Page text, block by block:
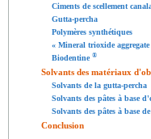
Ciments de scellement
Gutta-percha
Polymères synthétiques
« Mineral trioxide aggregate
Biodentine ®
Solvants des matériaux
Solvants de la gutta-percha
Solvants des pâtes à base
Solvants des pâtes à base
Conclusion